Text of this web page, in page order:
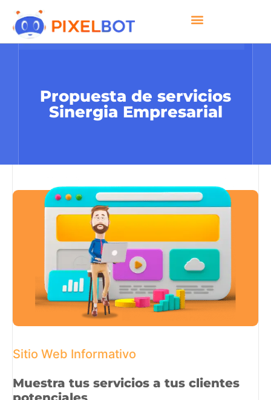
Propuesta de servicios
Sinergia Empresarial
Sitio Web Informativo
Muestra tus servicios a tus clientes